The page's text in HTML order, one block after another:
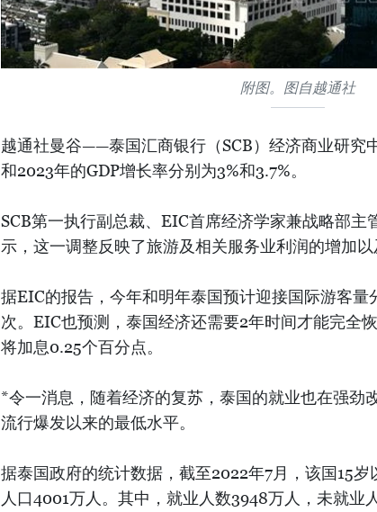
附图。图自越通社
越通社曼谷——泰国汇商银行（SCB）经济商业研究
和2023年的GDP增长率分别为3%和3.7%。
SCB第一执行副总裁、EIC首席经济学家兼战略部主
示，这一调整反映了旅游及相关服务业利润的增加以
据EIC的报告，今年和明年泰国预计迎接国际游客量
次。EIC也预测，泰国经济还需要2年时间才能完全
将加息0.25个百分点。
*令一消息，随着经济的复苏，泰国的就业也在强劲
流行爆发以来的最低水平。
据泰国政府的统计数据，截至2022年7月，该国15
人口4001万人。其中，就业人数3948万人，未就业